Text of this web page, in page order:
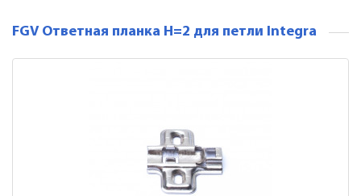
FGV Ответная планка Н=2 для петли Integra